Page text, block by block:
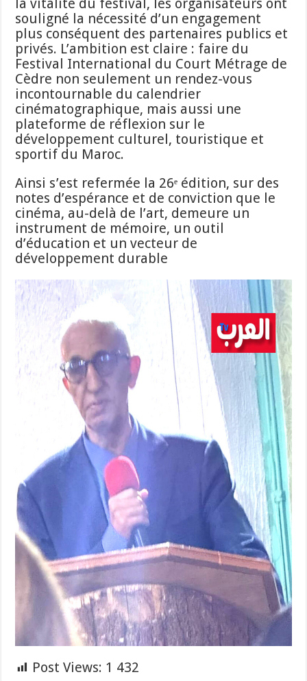
souligné la nécessité d’un engagement
plus conséquent des partenaires publics et
privés. L’ambition est claire : faire du
Festival International du Court Métrage de
Cèdre non seulement un rendez-vous
incontournable du calendrier
cinématographique, mais aussi une
plateforme de réflexion sur le
développement culturel, touristique et
sportif du Maroc.
Ainsi s’est refermée la 26ᵉ édition, sur des
notes d’espérance et de conviction que le
cinéma, au-delà de l’art, demeure un
instrument de mémoire, un outil
d’éducation et un vecteur de
développement durable
Post Views: 1 432